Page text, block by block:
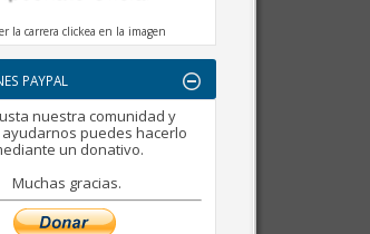
la carrera clickea en la imagen
PAYPAL
nuestra comunidad y
puedes hacerlo
un donativo.
Muchas gracias.